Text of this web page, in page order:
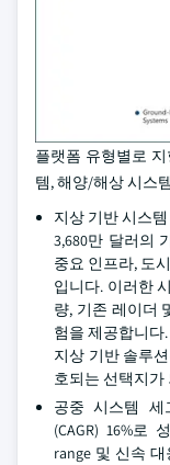
플랫폼 유형별로
템, 해양/해상 시스
지상 기반 시스
3,680만 달러의
중요 인프라, 도
입니다. 이러한
량, 기존 레이더
험을 제공합니다
지상 기반 솔루
호되는 선택지가
공중 시스템
(CAGR) 16%로
range 및 신속